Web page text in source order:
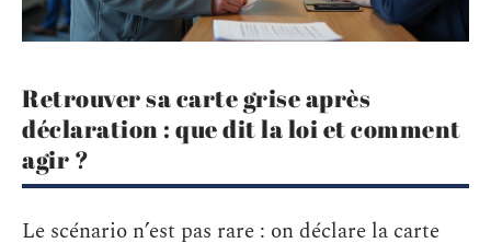
Retrouver sa carte grise après
déclaration : que dit la loi et comment
agir ?
Le scénario n’est pas rare : on déclare la carte